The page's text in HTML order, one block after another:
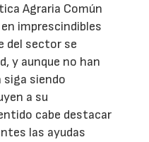
Agraria Común
imprescindibles
del sector se
y aunque no han
siga siendo
a su
cabe destacar
las ayudas